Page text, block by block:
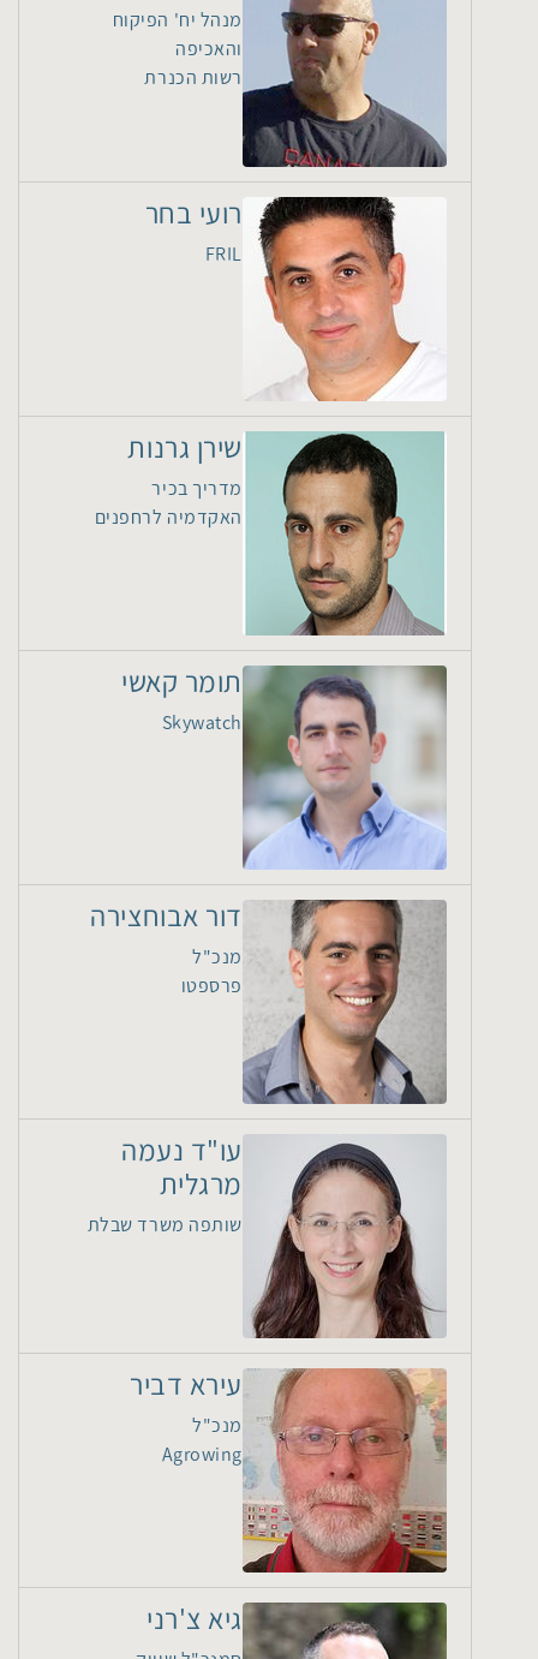
מנהל יח' הפיקוח
והאכיפה
רשות הכנרת
רועי בחר
FRIL
שירן גרנות
מדריך בכיר
האקדמיה לרחפנים
תומר קאשי
Skywatch
דור אבוחצירה
מנכ"ל
פרספטו
עו"ד נעמה
מרגלית
שותפה משרד שבלת
עירא דביר
מנכ"ל
Agrowing
גיא צ'רני